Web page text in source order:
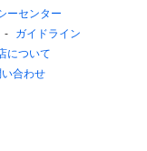
ーセンター
ガイドライン
について
合わせ